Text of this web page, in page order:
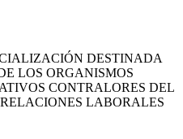
DESTINADA
LOS ORGANISMOS
CONTRALORES DEL
LABORALES